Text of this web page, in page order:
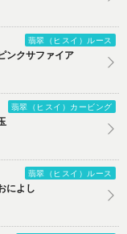
翡翠（ヒスイ）ルース
ンクサファイア
翡翠（ヒスイ）カービング
翡翠（ヒスイ）ルース
によし